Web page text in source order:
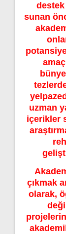
destek
sunan
uzman
içerikler
çıkmak
olarak,